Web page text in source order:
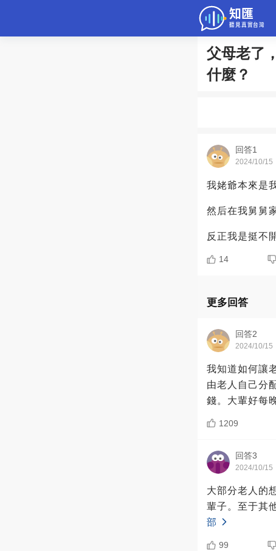
父母老了
什麼？
回答1
2024/10/15
我姥爺本來是
然后在我舅舅
反正我是挺不
14
更多回答
回答2
2024/10/15
我知道如何讓
由老人自己分
錢。大輩好每
1209
回答3
2024/10/15
大部分老人的
輩子。至于其
部
99
問答
綜合問題